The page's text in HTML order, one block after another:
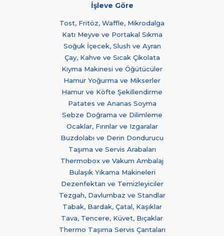
İşleve Göre
Tost, Fritöz, Waffle, Mikrodalga
Katı Meyve ve Portakal Sıkma
Soğuk İçecek, Slush ve Ayran
Çay, Kahve ve Sıcak Çikolata
Kıyma Makinesi ve Öğütücüler
Hamur Yoğurma ve Mikserler
Hamur ve Köfte Şekillendirme
Patates ve Ananas Soyma
Sebze Doğrama ve Dilimleme
Ocaklar, Fırınlar ve Izgaralar
Buzdolabı ve Derin Dondurucu
Taşıma ve Servis Arabaları
Thermobox ve Vakum Ambalaj
Bulaşık Yıkama Makineleri
Dezenfektan ve Temizleyiciler
Tezgah, Davlumbaz ve Standlar
Tabak, Bardak, Çatal, Kaşıklar
Tava, Tencere, Küvet, Bıçaklar
Thermo Taşıma Servis Çantaları